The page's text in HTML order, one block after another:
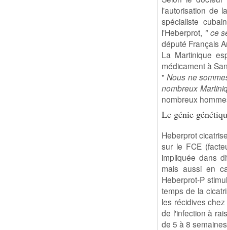
l'autorisation de
spécialiste
l'Heberprot, " ce
député Français
La Martinique
médicament à
" Nous ne
nombreux
nombreux
Le génie
Heberprot
sur le FCE
impliquée dans
mais aussi en
Heberprot-P
temps de la
les récidives
de l'infection à
de 5 à 8